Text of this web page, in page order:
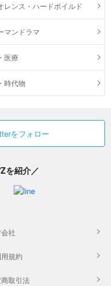
レンス・ハードボイルド
マンドラマ
医療
時代物
をフォロー
を紹介／
社
用規約
取引法